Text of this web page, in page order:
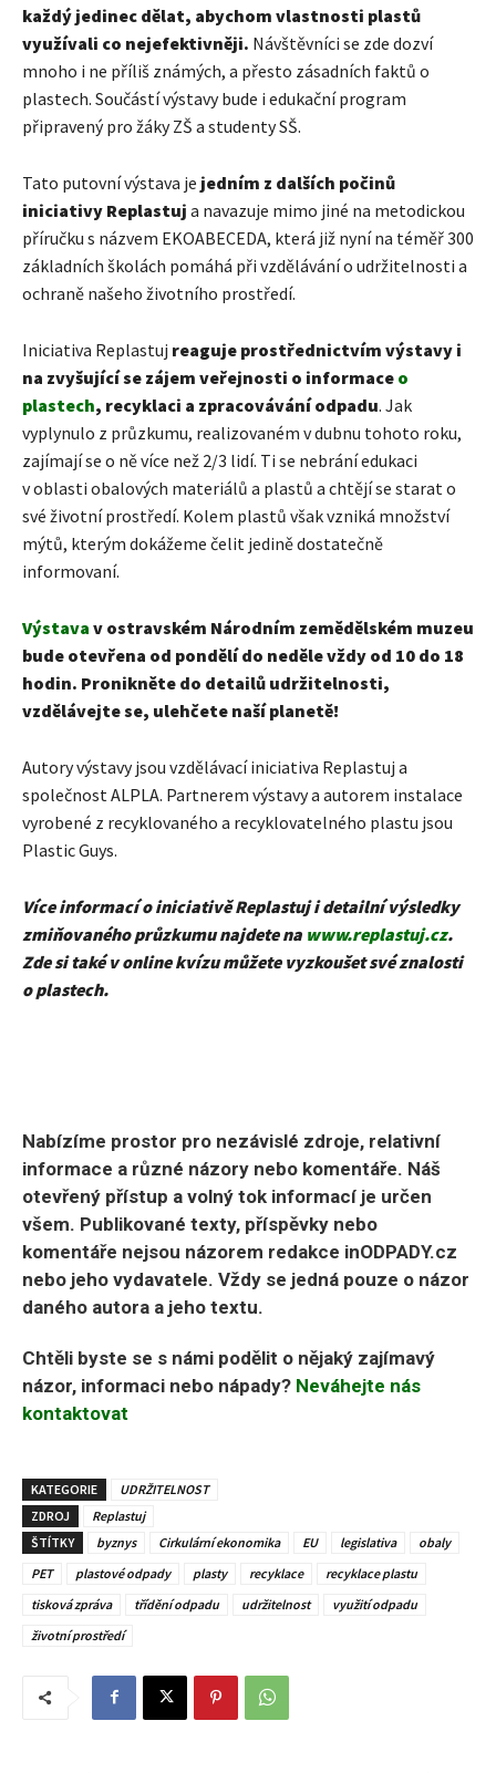
každý jedinec dělat, abychom vlastnosti plastů
využívali co nejefektivněji. Návštěvníci se zde dozví
mnoho i ne příliš známých, a přesto zásadních faktů o
plastech. Součástí výstavy bude i edukační program
připravený pro žáky ZŠ a studenty SŠ.
Tato putovní výstava je jedním z dalších počinů
iniciativy Replastuj a navazuje mimo jiné na metodickou
příručku s názvem EKOABECEDA, která již nyní na téměř 300
základních školách pomáhá při vzdělávání o udržitelnosti a
ochraně našeho životního prostředí.
Iniciativa Replastuj reaguje prostřednictvím výstavy i
na zvyšující se zájem veřejnosti o informace o
plastech, recyklaci a zpracovávání odpadu. Jak
vyplynulo z průzkumu, realizovaném v dubnu tohoto roku,
zajímají se o ně více než 2/3 lidí. Ti se nebrání edukaci
v oblasti obalových materiálů a plastů a chtějí se starat o
své životní prostředí. Kolem plastů však vzniká množství
mýtů, kterým dokážeme čelit jedině dostatečně
informovaní.
Výstava v ostravském Národním zemědělském muzeu
bude otevřena od pondělí do neděle vždy od 10 do 18
hodin. Pronikněte do detailů udržitelnosti,
vzdělávejte se, ulehčete naší planetě!
Autory výstavy jsou vzdělávací iniciativa Replastuj a
společnost ALPLA. Partnerem výstavy a autorem instalace
vyrobené z recyklovaného a recyklovatelného plastu jsou
Plastic Guys.
Více informací o iniciativě Replastuj i detailní výsledky
zmiňovaného průzkumu najdete na www.replastuj.cz.
Zde si také v online kvízu můžete vyzkoušet své znalosti
o plastech.
Nabízíme prostor pro nezávislé zdroje, relativní
informace a různé názory nebo komentáře. Náš
otevřený přístup a volný tok informací je určen
všem. Publikované texty, příspěvky nebo
komentáře nejsou názorem redakce inODPADY.cz
nebo jeho vydavatele. Vždy se jedná pouze o názor
daného autora a jeho textu.
Chtěli byste se s námi podělit o nějaký zajímavý
názor, informaci nebo nápady? Neváhejte nás
kontaktovat
KATEGORIE
UDRŽITELNOST
ZDROJ
Replastuj
ŠTÍTKY
byznys Cirkulární ekonomika EU legislativa
obaly
PET
plastové odpady plasty recyklace
recyklace plastu
tisková zpráva
třídění odpadu udržitelnost
využití odpadu
životní prostředí